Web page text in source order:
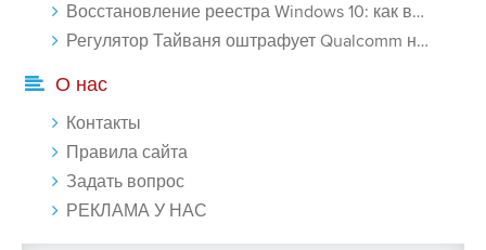
Восстановление реестра Windows 10: как восстановить реестр Виндовс 10 - «Windows»
Регулятор Тайваня оштрафует Qualcomm на $774 млн - «Новости сети»
О нас
Контакты
Правила сайта
Задать вопрос
РЕКЛАМА У НАС